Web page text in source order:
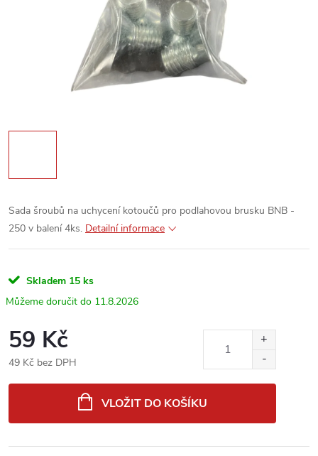
Sada šroubů na uchycení kotoučů pro podlahovou brusku BNB -
250 v balení 4ks. Detailní informace
Skladem 15 ks
11.8.2026
59 Kč
49 Kč bez DPH
VLOŽIT DO KOŠÍKU